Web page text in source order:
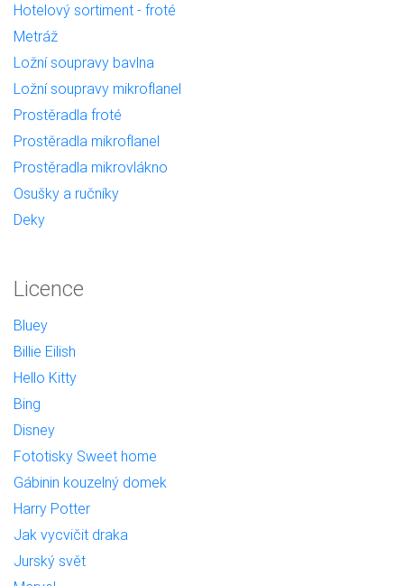
Hotelový sortiment - froté
Metráž
Ložní soupravy bavlna
Ložní soupravy mikroflanel
Prostěradla froté
Prostěradla mikroflanel
Prostěradla mikrovlákno
Osušky a ručníky
Deky
Licence
Bluey
Billie Eilish
Hello Kitty
Bing
Disney
Fototisky Sweet home
Gábinin kouzelný domek
Harry Potter
Jak vycvičit draka
Jurský svět